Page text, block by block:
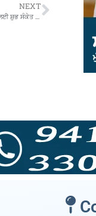
NEXT